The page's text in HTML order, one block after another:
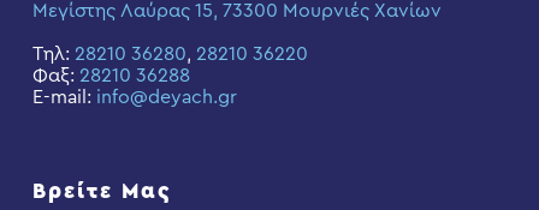
Μεγίστης Λαύρας 15, 73300 Μουρνιές Χανίων
Τηλ: 28210 36280, 28210 36220
Φαξ: 28210 36288
E-mail: info@deyach.gr
Βρείτε Μας